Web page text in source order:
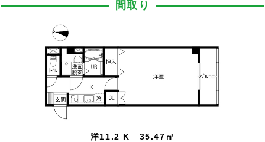
間取り
洋11.2 K 35.47㎡